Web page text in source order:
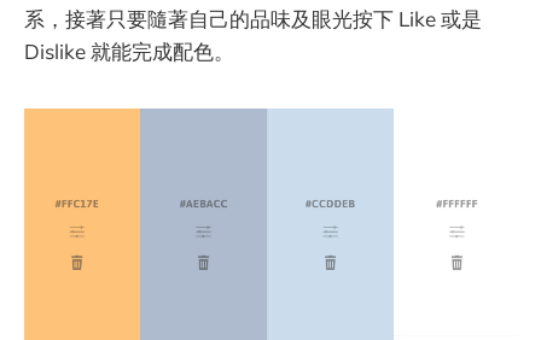
系，接著只要隨著自己的品味及眼光按下 Like 或是
Dislike 就能完成配色。